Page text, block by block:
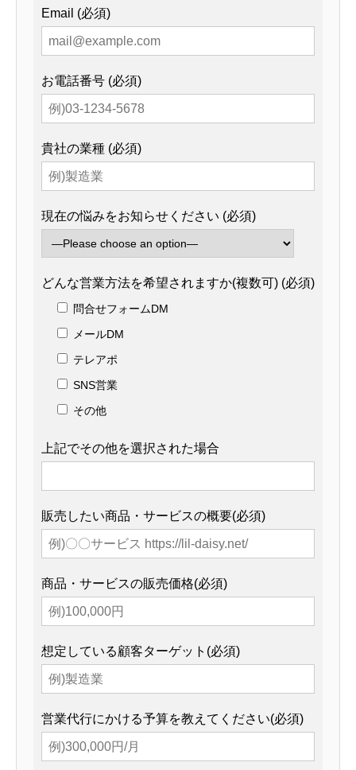
Email (必須)
お電話番号 (必須)
貴社の業種 (必須)
現在の悩みをお知らせください (必須)
どんな営業方法を希望されますか(複数可) (必須)
問合せフォームDM
メールDM
テレアポ
SNS営業
その他
上記でその他を選択された場合
販売したい商品・サービスの概要(必須)
商品・サービスの販売価格(必須)
想定している顧客ターゲット(必須)
営業代行にかける予算を教えてください(必須)